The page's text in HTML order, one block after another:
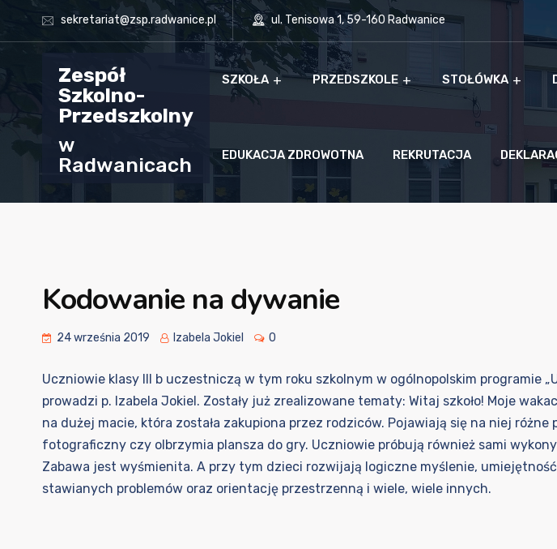
sekretariat@zsp.radwanice.pl ul. Tenisowa 1, 59-160 Radwanice
Zespół
Szkolno-
Przedszkolny
w
Radwanicach
SZKOŁA PRZEDSZKOLE STOŁÓWKA
EDUKACJA ZDROWOTNA REKRUTACJA
Kodowanie na dywanie
24 września 2019 Izabela Jokiel 0
Uczniowie klasy III b uczestniczą w tym roku szkolnym w ogólnopolskim programie
prowadzi p. Izabela Jokiel. Zostały już zrealizowane tematy: Witaj szkoło! Moje
na dużej macie, która została zakupiona przez rodziców. Pojawiają się na niej
fotograficzny czy olbrzymia plansza do gry. Uczniowie próbują również sami
Zabawa jest wyśmienita. A przy tym dzieci rozwijają logiczne myślenie,
stawianych problemów oraz orientację przestrzenną i wiele, wiele innych.